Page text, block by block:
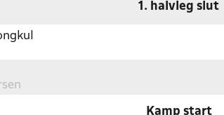
1. halvleg slut
Kamp start